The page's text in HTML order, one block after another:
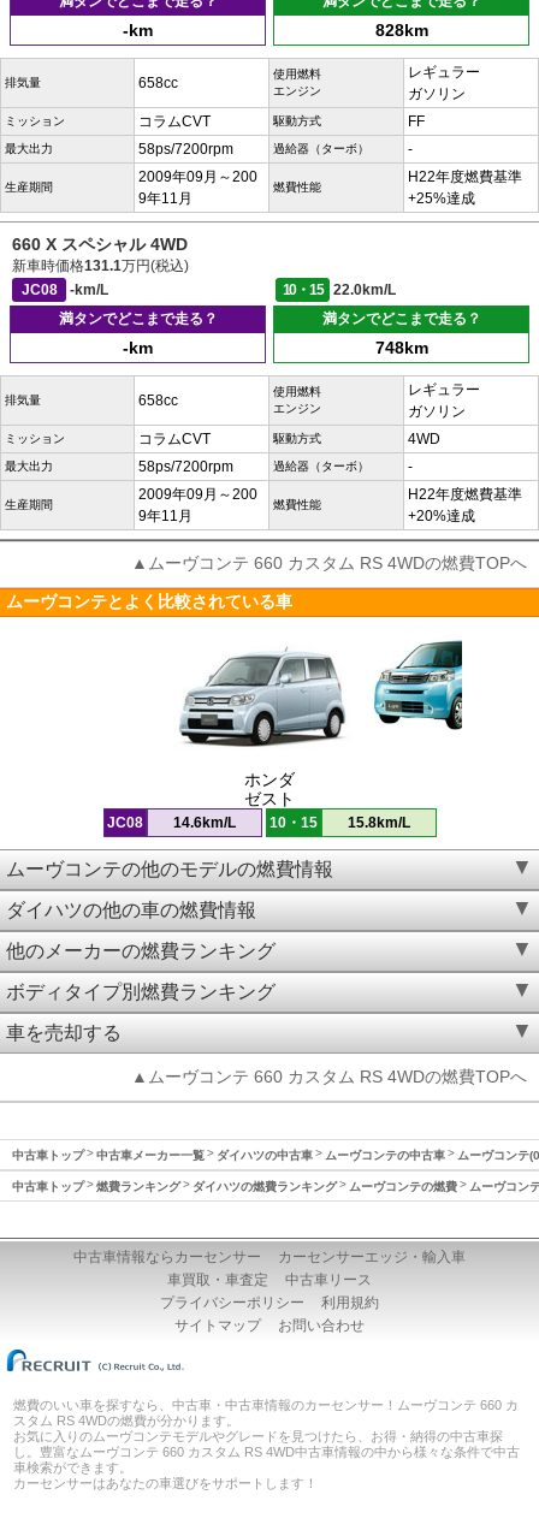
-km 828km
排気量 658cc
使用燃料
エンジン
レギュラー
ガソリン
ミッション コラムCVT 駆動方式 FF
最大出力 58ps/7200rpm 過給器（ターボ） -
生産期間
2009年09月～200
9年11月
燃費性能
H22年度燃費基準
+25%達成
660 X スペシャル 4WD
新車時価格131.1万円(税込)
JC08
-km/L 10・15
22.0km/L
満タンでどこまで走る？
-km
満タンでどこまで走る？
748km
排気量 658cc
使用燃料
エンジン
レギュラー
ガソリン
ミッション コラムCVT 駆動方式 4WD
最大出力 58ps/7200rpm 過給器（ターボ） -
生産期間
2009年09月～200
9年11月
燃費性能
H22年度燃費基準
+20%達成
▲ムーヴコンテ 660 カスタム RS 4WDの燃費TOPへ
ムーヴコンテとよく比較されている車
ホンダ
ゼスト
JC08 14.6km/L 10・15 15.8km/L
ムーヴコンテの他のモデルの燃費情報
ダイハツの他の車の燃費情報
他のメーカーの燃費ランキング
ボディタイプ別燃費ランキング
車を売却する
▲ムーヴコンテ 660 カスタム RS 4WDの燃費TOPへ
中古車トップ 中古車メーカー一覧 ダイハツの中古車 ムーヴコンテの中古車 ムーヴコンテ
中古車トップ 燃費ランキング ダイハツの燃費ランキング ムーヴコンテの燃費 ムーヴコン
中古車情報ならカーセンサー
カーセンサーエッジ・輸入車
車買取・車査定
中古車リース
プライバシーポリシー
利用規約
サイトマップ
お問い合わせ
燃費のいい車を探すなら、中古車・中古車情報のカーセンサー！ムーヴコンテ 660 カ
スタム RS 4WDの燃費が分かります。
お気に入りのムーヴコンテモデルやグレードを見つけたら、お得・納得の中古車探
し。豊富なムーヴコンテ 660 カスタム RS 4WD中古車情報の中から様々な条件で中古
車検索ができます。
カーセンサーはあなたの車選びをサポートします！